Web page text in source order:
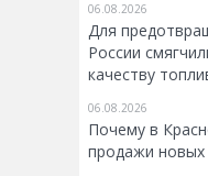
06.08.2026
Для
России
качеству
06.08.2026
Почему в
продажи новых